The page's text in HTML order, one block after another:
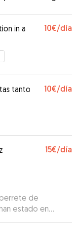
in a
10€/día
tanto
10€/día
15€/día
de
estado en
para mi